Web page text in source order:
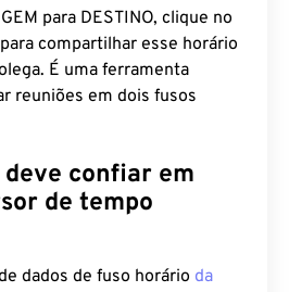
para DESTINO, clique no
compartilhar esse horário
É uma ferramenta
reuniões em dois fusos
confiar em
de tempo
dados de fuso horário da